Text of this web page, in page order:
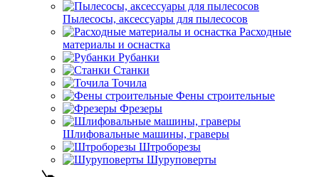
Пылесосы, аксессуары для пылесосов
Расходные
материалы и оснастка
Рубанки
Станки
Точила
Фены строительные
Фрезеры
Шлифовальные машины, граверы
Штроборезы
Шуруповерты